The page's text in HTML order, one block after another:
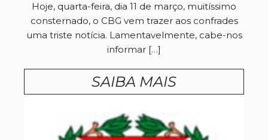
Hoje, quarta-feira, dia 11 de março, muitíssimo
consternado, o CBG vem trazer aos confrades
uma triste notícia. Lamentavelmente, cabe-nos
informar […]
SAIBA MAIS